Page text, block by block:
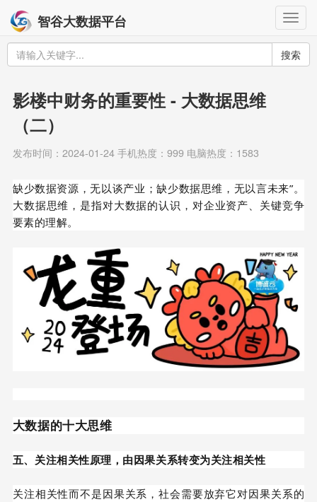
智谷大数据平台
搜索
影楼中财务的重要性 - 大数据思维
（二）
发布时间：2024-01-24 手机热度：999 电脑热度：1583
缺少数据资源，无以谈产业；缺少数据思维，无以言未来”。
大数据思维，是指对大数据的认识，对企业资产、关键竞争
要素的理解。
大数据的十大思维
五、关注相关性原理，由因果关系转变为关注相关性
关注相关性而不是因果关系，社会需要放弃它对因果关系的